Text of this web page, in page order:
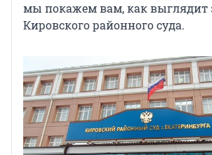
мы покажем вам, как выглядит
Кировского районного суда.